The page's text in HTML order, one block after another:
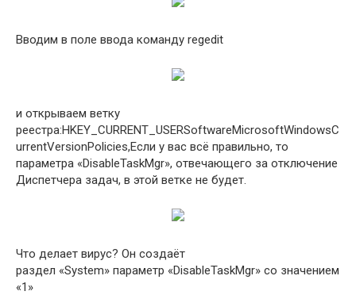
Вводим в поле ввода команду regedit
и открываем ветку
реестра:HKEY_CURRENT_USERSoftwareMicrosoftWindowsC
urrentVersionPolicies,Если у вас всё правильно, то
параметра «DisableTaskMgr», отвечающего за отключение
Диспетчера задач, в этой ветке не будет.
Что делает вирус? Он создаёт
раздел «System» параметр «DisableTaskMgr» со значением
«1»